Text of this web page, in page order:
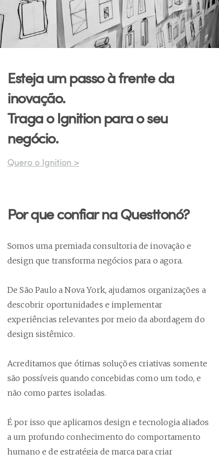
Esteja um passo à frente da
inovação.
Traga o Ignition para o seu
negócio.
Quero o Ignition >
Por que confiar na Questtonó?
Somos uma premiada consultoria de inovação e
design que transforma negócios para o agora.
De São Paulo a Nova York, ajudamos organizações a
descobrir oportunidades e implementar
experiências relevantes por meio da abordagem do
design sistêmico.
Acreditamos que ótimas soluções criativas somente
são possíveis quando concebidas como um todo, e
não como partes isoladas.
É por isso que aplicamos design e tecnologia aliados
a um profundo conhecimento do comportamento
humano e de estratégia de marca para criar